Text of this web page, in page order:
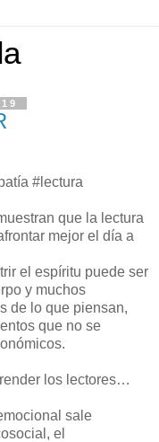
#lectura
que la lectura
mejor el día a
el espíritu puede ser
y muchos
de lo que piensan,
que no se
los lectores…
sale
el